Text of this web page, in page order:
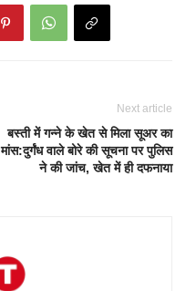
Next article
बस्ती में गन्ने के खेत से मिला सूअर का
मांस:दुर्गंध वाले बोरे की सूचना पर पुलिस
ने की जांच, खेत में ही दफनाया